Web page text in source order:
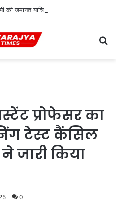
की जमानत याचिका खारिज
प्रोफेसर का
टेस्ट कैंसिल
जारी किया
0